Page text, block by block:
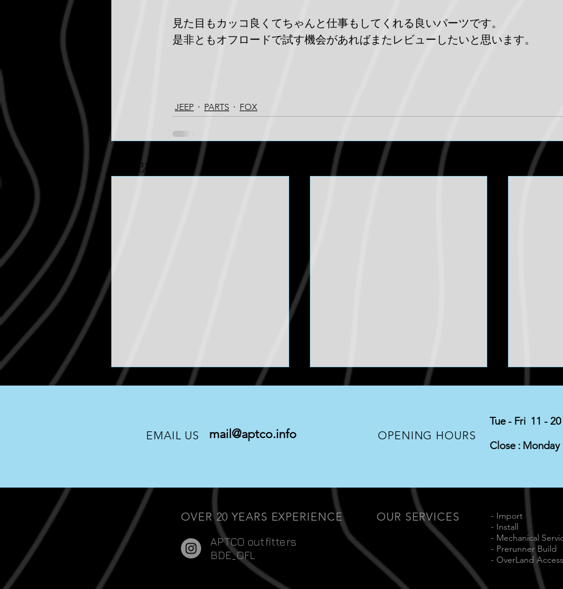
見た目もカッコ良くてちゃんと仕事もしてくれる良いパーツです。
是非ともオフロードで試す機会があればまたレビューしたいと思います。
JEEP PARTS FOX
最新記事
EMAIL US mail@aptco.info OPENING HOURS
Tue - Fri 11 -
Close : Monday
OVER 20 YEARS EXPERIENCE
APTCO outfitters
BDE_OFL
OUR SERVICES
- Import
- Install
- Mechanical
- Prerunner Build
- OverLand